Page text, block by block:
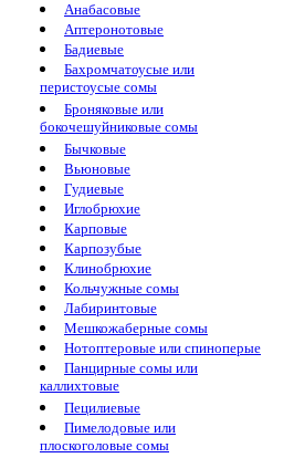
Анабасовые
Аптеронотовые
Бадиевые
Бахромчатоусые или
перистоусые сомы
Броняковые или
бокочешуйниковые сомы
Бычковые
Вьюновые
Гудиевые
Иглобрюхие
Карповые
Карпозубые
Клинобрюхие
Кольчужные сомы
Лабиринтовые
Мешкожаберные сомы
Нотоптеровые или спиноперые
Панцирные сомы или
каллихтовые
Пецилиевые
Пимелодовые или
плоскоголовые сомы